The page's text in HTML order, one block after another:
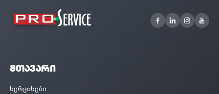
მთავარი
სერვისები